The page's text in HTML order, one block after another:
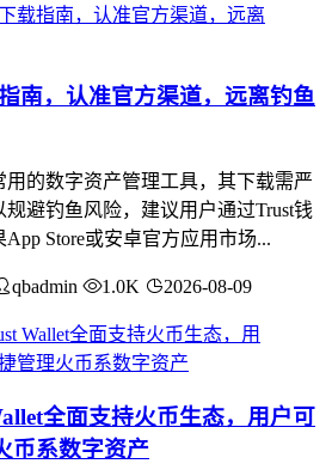
南，认准官方渠道，远离钓鱼
用的数字资产管理工具，其下载需严
避钓鱼风险，建议用户通过Trust钱
Store或安卓官方应用市场...
qbadmin 1.0K 2026-08-09
全面支持火币生态，用户可
币系数字资产